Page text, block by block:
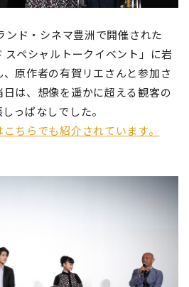
ンド・シネマ豊洲で開催された
スペシャルトークイベント」に岩
原作者の有賀リエさんと参加さ
は、想像を遥かに超える観客の
っぱなしでした。
ちらでも紹介されています。